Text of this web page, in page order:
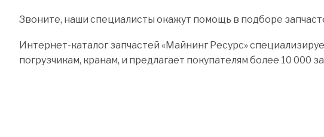
Звоните, наши специалисты окажут помощь в подборе
Интернет-каталог запчастей «Майнинг Ресурс»
погрузчикам, кранам, и предлагает покупателям более 10